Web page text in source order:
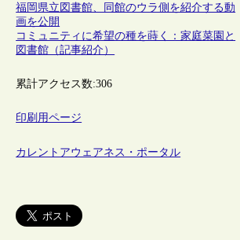
福岡県立図書館、同館のウラ側を紹介する動
画を公開
コミュニティに希望の種を蒔く：家庭菜園と
図書館（記事紹介）
累計アクセス数:306
印刷用ページ
カレントアウェアネス・ポータル